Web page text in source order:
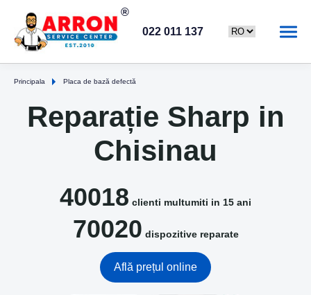
022 011 137
Principala Placa de bază defectă
Reparație Sharp in
Chisinau
40018 clienti multumiti in 15 ani
70020 dispozitive reparate
Află prețul online